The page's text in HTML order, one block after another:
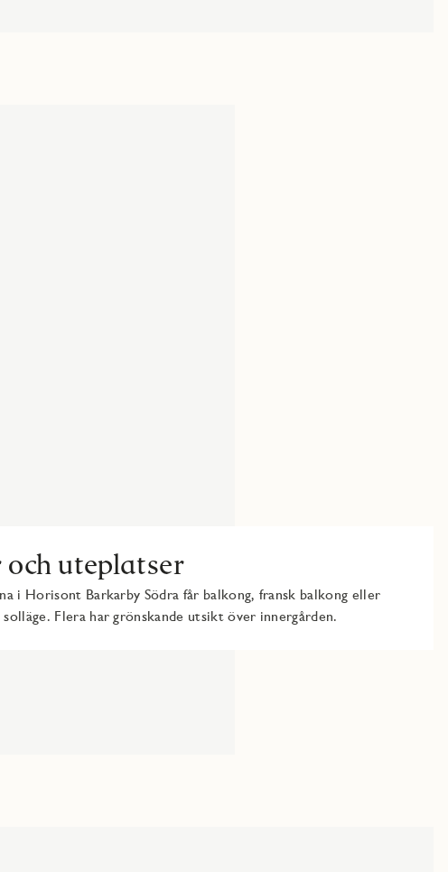
uteplatser
i Horisont Barkarby Södra får balkong, fransk balkong eller
solläge. Flera har grönskande utsikt över innergården.